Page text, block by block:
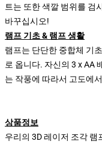
트는 또한 색깔 범위를 검
바꾸십시오!
램프 기초 & 램프 생활
램프는 단단한 중합체 기
로 옵니다. 자신의 3 x AA
는 작풍에 따라서 고도에
상품정보
우리의 3D 레이저 조각 램